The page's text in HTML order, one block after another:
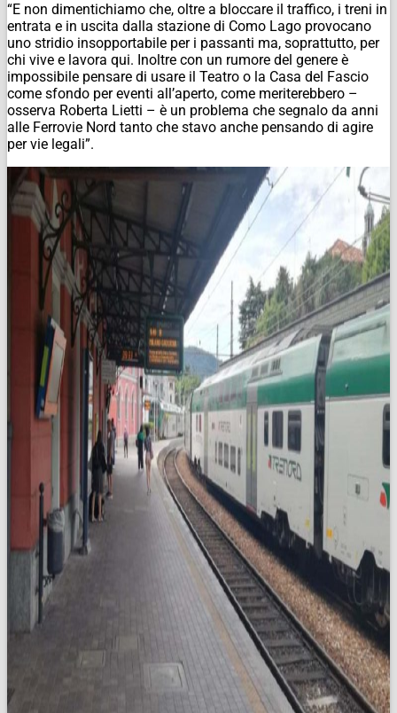
“E non dimentichiamo che, oltre a bloccare il traffico, i treni in
entrata e in uscita dalla stazione di Como Lago provocano
uno stridio insopportabile per i passanti ma, soprattutto, per
chi vive e lavora qui. Inoltre con un rumore del genere è
impossibile pensare di usare il Teatro o la Casa del Fascio
come sfondo per eventi all’aperto, come meriterebbero –
osserva Roberta Lietti – è un problema che segnalo da anni
alle Ferrovie Nord tanto che stavo anche pensando di agire
per vie legali”.